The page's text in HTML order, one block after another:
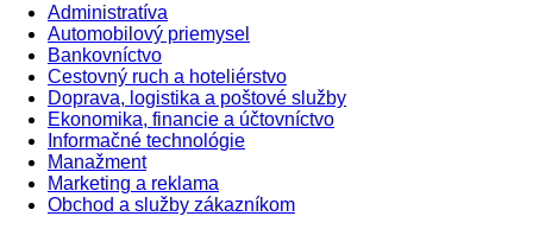
Administratíva
Automobilový priemysel
Bankovníctvo
Cestovný ruch a hoteliérstvo
Doprava, logistika a poštové služby
Ekonomika, financie a účtovníctvo
Informačné technológie
Manažment
Marketing a reklama
Obchod a služby zákazníkom